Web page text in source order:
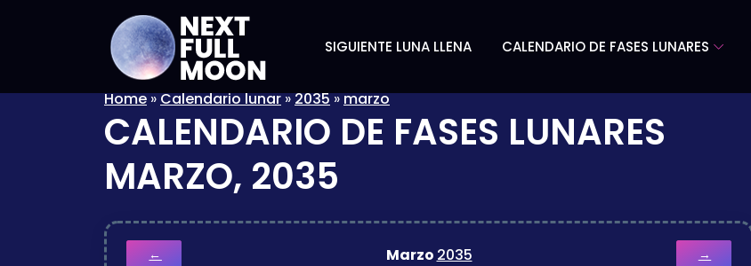
SIGUIENTE LUNA LLENA CALENDARIO DE FASES LUNARES
Home»Calendario lunar»2035»marzo
CALENDARIO DE FASES LUNARES
MARZO, 2035
← Marzo 2035 →